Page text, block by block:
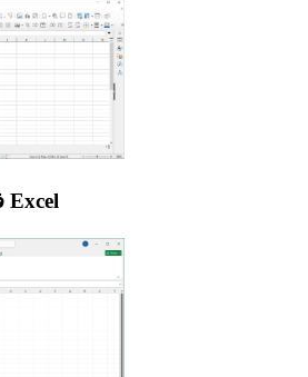
قائمة أدوات YLC في Excel